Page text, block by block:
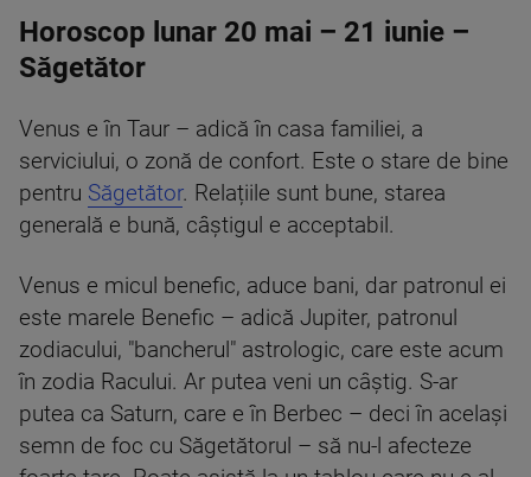
Horoscop lunar 20 mai – 21 iunie –
Săgetător
Venus e în Taur – adică în casa familiei, a
serviciului, o zonă de confort. Este o stare de bine
pentru Săgetător. Relațiile sunt bune, starea
generală e bună, câștigul e acceptabil.
Venus e micul benefic, aduce bani, dar patronul ei
este marele Benefic – adică Jupiter, patronul
zodiacului, "bancherul" astrologic, care este acum
în zodia Racului. Ar putea veni un câștig. S-ar
putea ca Saturn, care e în Berbec – deci în același
semn de foc cu Săgetătorul – să nu-l afecteze